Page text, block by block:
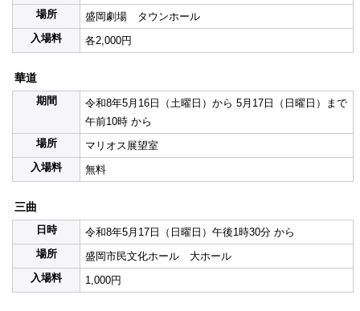
場所
盛岡劇場 タウンホール
入場料
各2,000円
華道
期間
令和8年5月16日（土曜日）から 5月17日（日曜日）まで
午前10時 から
場所
マリオス展望室
入場料
無料
三曲
日時
令和8年5月17日（日曜日）午後1時30分 から
場所
盛岡市民文化ホール 大ホール
入場料
1,000円